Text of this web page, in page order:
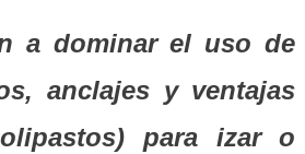
a dominar el uso de
anclajes y ventajas
para izar o